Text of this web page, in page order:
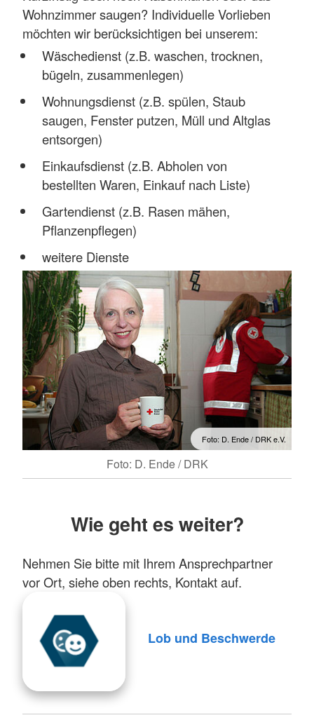
Foto: D. Ende / DRK e.V.
Foto: D. Ende / DRK
Wohnzimmer saugen? Individuelle Vorlieben
möchten wir berücksichtigen bei unserem:
Wäschedienst (z.B. waschen, trocknen,
bügeln, zusammenlegen)
Wohnungsdienst (z.B. spülen, Staub
saugen, Fenster putzen, Müll und Altglas
entsorgen)
Einkaufsdienst (z.B. Abholen von
bestellten Waren, Einkauf nach Liste)
Gartendienst (z.B. Rasen mähen,
Pflanzenpflegen)
weitere Dienste
Wie geht es weiter?
Nehmen Sie bitte mit Ihrem Ansprechpartner
vor Ort, siehe oben rechts, Kontakt auf.
Lob und Beschwerde